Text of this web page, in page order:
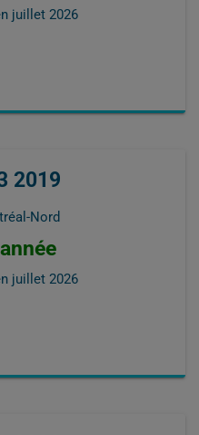
juillet 2026
2019
Nord
juillet 2026